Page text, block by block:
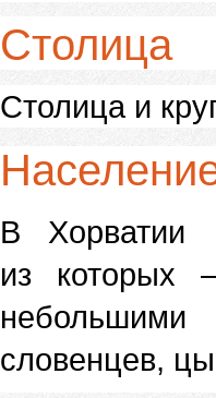
Столица
Столица и
В Хорватии
из которых
небольшими
словенцев,